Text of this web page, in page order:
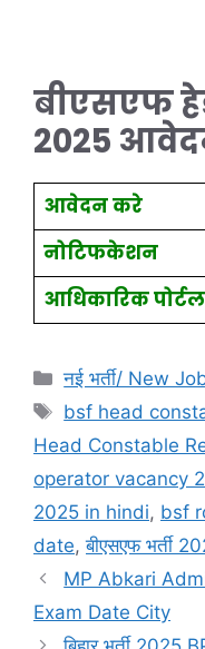
बीएसएफ
2025
आवेदन करे
नोटिफकेशन
आधिकारिक पोर्टल
नई भर्ती/ New
bsf head
Head Constable
operator vacancy
2025 in hindi, bsf
date,बीएसएफ भर्ती
MP Abkari
Exam Date City